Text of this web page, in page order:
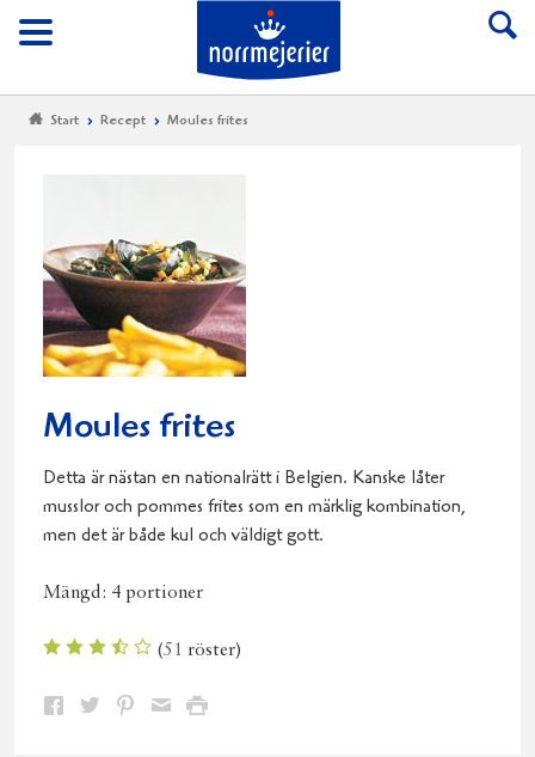
Meny
Till Norrmejerier
Start Recept Moules frites
Moules frites
Detta är nästan en nationalrätt i Belgien. Kanske låter
musslor och pommes frites som en märklig kombination,
men det är både kul och väldigt gott.
Mängd: 4 portioner
(51 röster)
Dela Dela Dela DelaSkriv